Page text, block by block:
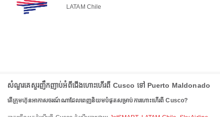
LATAM Chile
សំណួរគេសួរញឹកញាប់អំពីជើងហោះហើរពី Cusco ទៅ Puerto Maldonado
តើក្រុមហ៊ុនអាកាសចរណ៍ណាដែលពេញនិយមបំផុតសម្រាប់ការហោះហើរពី Cusco?